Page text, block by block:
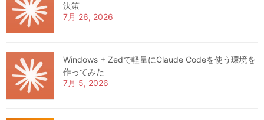
決策
7月 26, 2026
Windows + Zedで軽量にClaude Codeを使う環境を
作ってみた
7月 5, 2026